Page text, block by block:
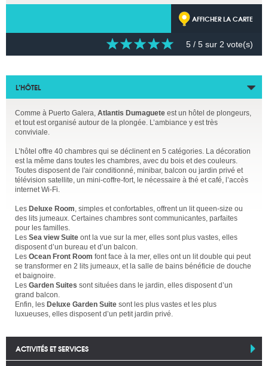
AFFICHER LA CARTE
5 / 5 sur 2 vote(s)
L’HÔTEL
Comme à Puerto Galera, Atlantis Dumaguete est un hôtel de plongeurs,
et tout est organisé autour de la plongée. L’ambiance y est très
conviviale.
L’hôtel offre 40 chambres qui se déclinent en 5 catégories. La décoration
est la même dans toutes les chambres, avec du bois et des couleurs.
Toutes disposent de l'air conditionné, minibar, balcon ou jardin privé et
télévision satellite, un mini-coffre-fort, le nécessaire à thé et café, l’accès
internet Wi-Fi.
Les Deluxe Room, simples et confortables, offrent un lit queen-size ou
des lits jumeaux. Certaines chambres sont communicantes, parfaites
pour les familles.
Les Sea view Suite ont la vue sur la mer, elles sont plus vastes, elles
disposent d’un bureau et d’un balcon.
Les Ocean Front Room font face à la mer, elles ont un lit double qui peut
se transformer en 2 lits jumeaux, et la salle de bains bénéficie de douche
et baignoire.
Les Garden Suites sont situées dans le jardin, elles disposent d’un
grand balcon.
Enfin, les Deluxe Garden Suite sont les plus vastes et les plus
luxueuses, elles disposent d’un petit jardin privé.
ACTIVITÉS ET SERVICES